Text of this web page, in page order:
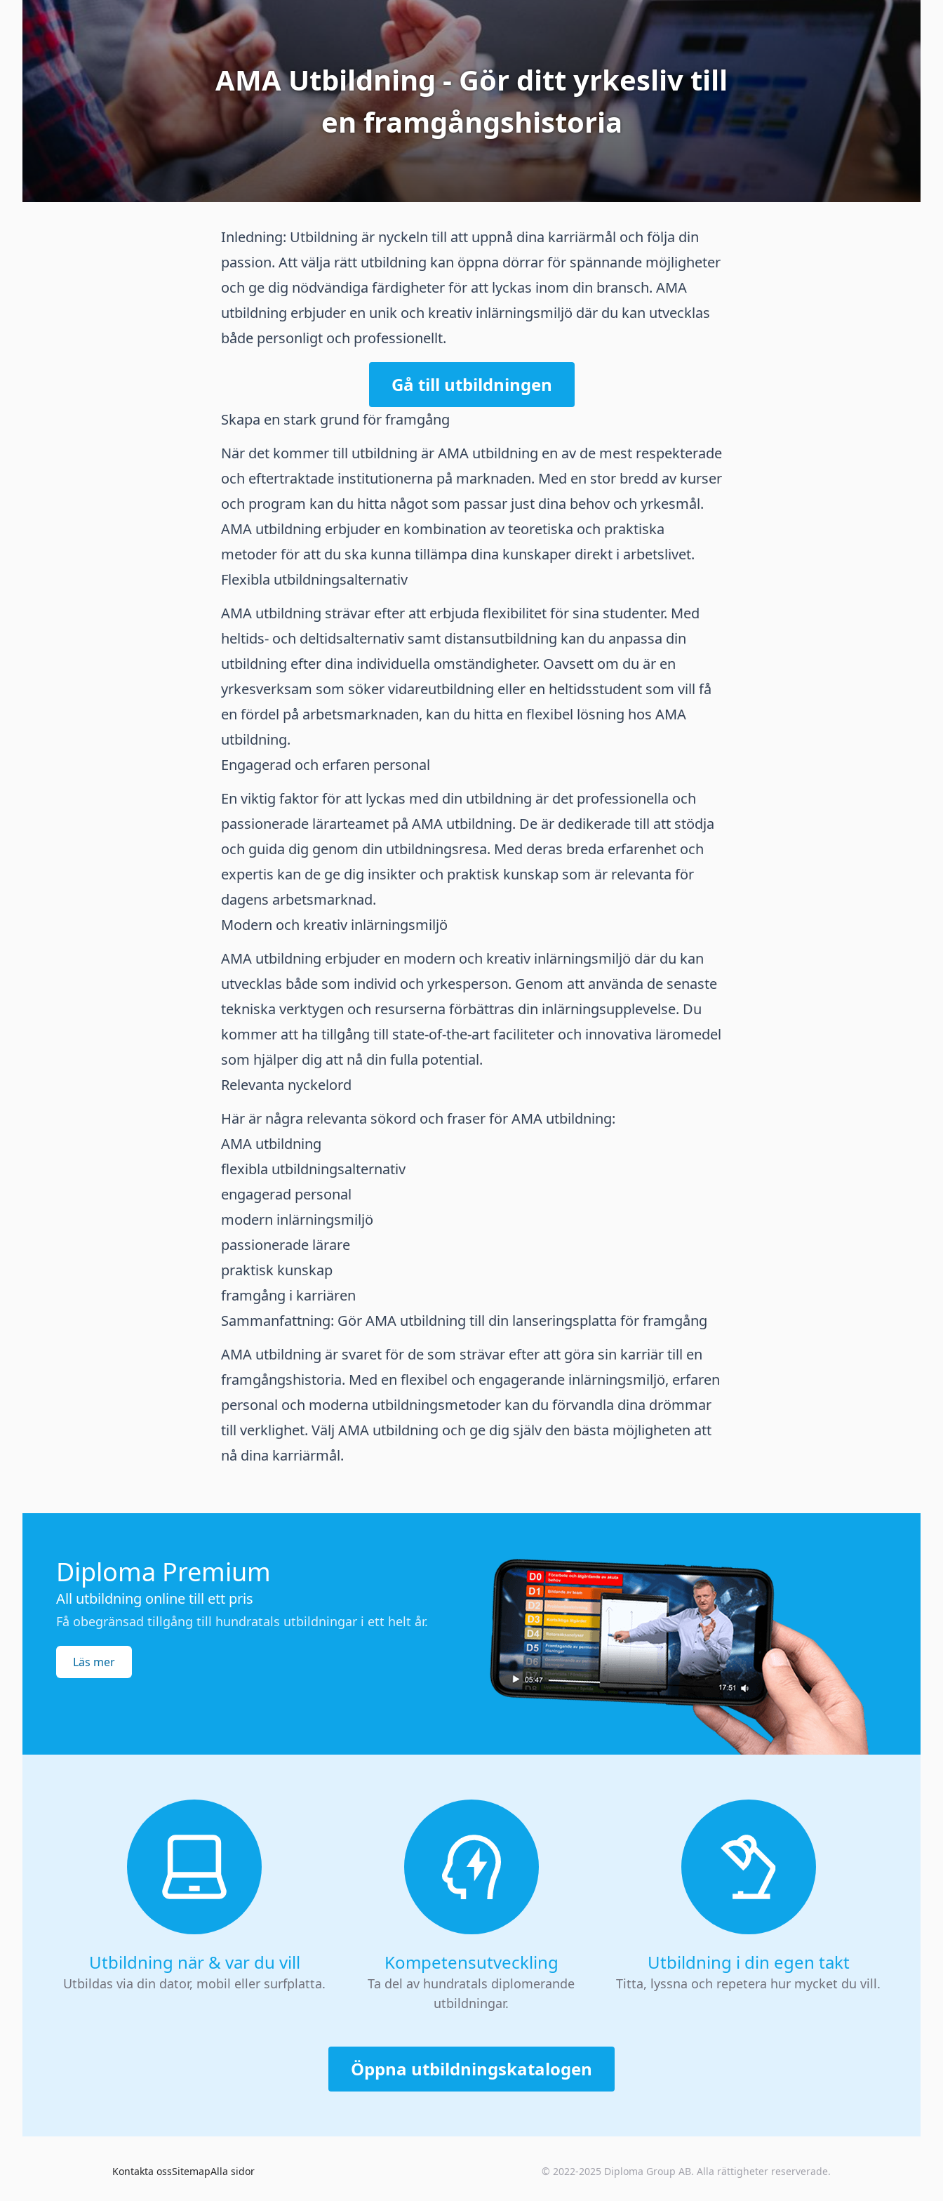
AMA Utbildning - Gör ditt yrkesliv till
en framgångshistoria
Inledning: Utbildning är nyckeln till att uppnå dina karriärmål och följa din
passion. Att välja rätt utbildning kan öppna dörrar för spännande möjligheter
och ge dig nödvändiga färdigheter för att lyckas inom din bransch. AMA
utbildning erbjuder en unik och kreativ inlärningsmiljö där du kan utvecklas
både personligt och professionellt.
Gå till utbildningen
Skapa en stark grund för framgång
När det kommer till utbildning är AMA utbildning en av de mest respekterade
och eftertraktade institutionerna på marknaden. Med en stor bredd av kurser
och program kan du hitta något som passar just dina behov och yrkesmål.
AMA utbildning erbjuder en kombination av teoretiska och praktiska
metoder för att du ska kunna tillämpa dina kunskaper direkt i arbetslivet.
Flexibla utbildningsalternativ
AMA utbildning strävar efter att erbjuda flexibilitet för sina studenter. Med
heltids- och deltidsalternativ samt distansutbildning kan du anpassa din
utbildning efter dina individuella omständigheter. Oavsett om du är en
yrkesverksam som söker vidareutbildning eller en heltidsstudent som vill få
en fördel på arbetsmarknaden, kan du hitta en flexibel lösning hos AMA
utbildning.
Engagerad och erfaren personal
En viktig faktor för att lyckas med din utbildning är det professionella och
passionerade lärarteamet på AMA utbildning. De är dedikerade till att stödja
och guida dig genom din utbildningsresa. Med deras breda erfarenhet och
expertis kan de ge dig insikter och praktisk kunskap som är relevanta för
dagens arbetsmarknad.
Modern och kreativ inlärningsmiljö
AMA utbildning erbjuder en modern och kreativ inlärningsmiljö där du kan
utvecklas både som individ och yrkesperson. Genom att använda de senaste
tekniska verktygen och resurserna förbättras din inlärningsupplevelse. Du
kommer att ha tillgång till state-of-the-art faciliteter och innovativa läromedel
som hjälper dig att nå din fulla potential.
Relevanta nyckelord
Här är några relevanta sökord och fraser för AMA utbildning:
AMA utbildning
flexibla utbildningsalternativ
engagerad personal
modern inlärningsmiljö
passionerade lärare
praktisk kunskap
framgång i karriären
Sammanfattning: Gör AMA utbildning till din lanseringsplatta för framgång
AMA utbildning är svaret för de som strävar efter att göra sin karriär till en
framgångshistoria. Med en flexibel och engagerande inlärningsmiljö, erfaren
personal och moderna utbildningsmetoder kan du förvandla dina drömmar
till verklighet. Välj AMA utbildning och ge dig själv den bästa möjligheten att
nå dina karriärmål.
Diploma Premium
All utbildning online till ett pris
Få obegränsad tillgång till hundratals utbildningar i ett helt år.
Läs mer
Utbildning när & var du vill
Utbildas via din dator, mobil eller surfplatta.
Kompetensutveckling
Ta del av hundratals diplomerande
utbildningar.
Utbildning i din egen takt
Titta, lyssna och repetera hur mycket du vill.
Öppna utbildningskatalogen
Kontakta ossSitemapAlla sidor © 2022-2025 Diploma Group AB. Alla rättigheter reserverade.